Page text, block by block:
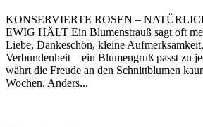
KONSERVIERTE ROSEN –
EWIG HÄLT Ein Blumenstrauß sagt oft
Liebe, Dankeschön, kleine
Verbundenheit – ein Blumengruß passt zu
währt die Freude an den Schnittblumen
Wochen. Anders...